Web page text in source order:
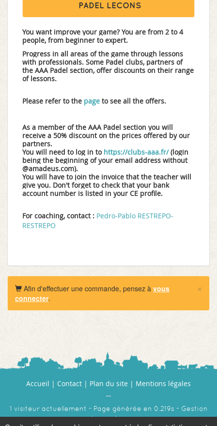
PADEL LECONS
You want improve your game? You are from 2 to 4
people, from beginner to expert.
Progress in all areas of the game through lessons
with professionals. Some Padel clubs, partners of
the AAA Padel section, offer discounts on their range
of lessons.
Please refer to the page to see all the offers.
As a member of the AAA Padel section you will
receive a 50% discount on the prices offered by our
partners.
You will need to log in to https://clubs-aaa.fr/(login
being the beginning of your email address without
@amadeus.com).
You will have to join the invoice that the teacher will
give you. Don't forget to check that your bank
account number is listed in your CE profile.
For coaching, contact : Pedro-Pablo RESTREPO-
RESTREPO
×
Afin d'effectuer une commande, pensez à vous
connecter.
Accueil | Contact | Plan du site | Mentions légales
1 visiteur actuellement - Page générée en 0.219s - Gestion
des cookies